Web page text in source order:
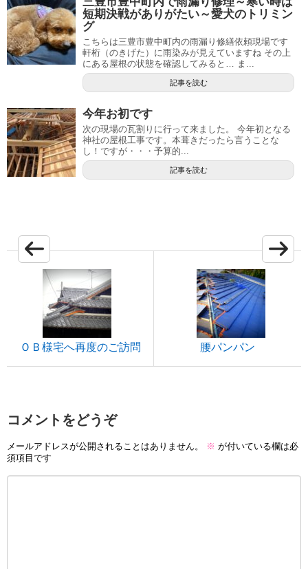
短期決戦がありがたい～愛犬のトリミン
グ
こちらは三豊市豊中町内の雨漏り修繕依頼現場です
軒桁（のきげた）に雨染みが見えていますね その上
にある屋根の状態を確認してみると… ま...
記事を読む
今年お初です
次の現場の瓦割りに行って来ました。 今年初となる
神社の屋根工事です。本葺きだったら言うことな
し！ですが・・・予算的...
記事を読む
ＯＢ様宅へ再度のご訪問 腰パンパン
コメントをどうぞ
メールアドレスが公開されることはありません。 ※ が付いている欄は必
須項目です